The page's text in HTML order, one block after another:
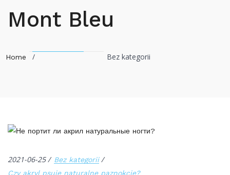
Mont Bleu
Home / Bez kategorii
2021-06-25
Bez kategorii
Czy akryl psuje naturalne paznokcie?